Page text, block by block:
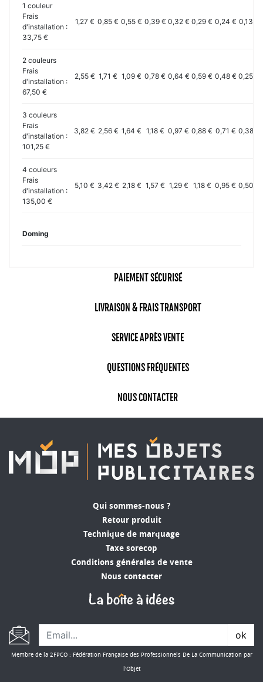
1 couleur
Frais
d'installation :
33,75 €
1,27 € 0,85 € 0,55 € 0,39 € 0,32 € 0,29 € 0,24 € 0,13 €
2 couleurs
Frais
d'installation :
67,50 €
2,55 € 1,71 € 1,09 € 0,78 € 0,64 € 0,59 € 0,48 € 0,25 €
3 couleurs
Frais
d'installation :
101,25 €
3,82 € 2,56 € 1,64 € 1,18 € 0,97 € 0,88 € 0,71 € 0,38 €
4 couleurs
Frais
d'installation :
135,00 €
5,10 € 3,42 € 2,18 € 1,57 € 1,29 € 1,18 € 0,95 € 0,50 €
Doming
PAIEMENT SÉCURISÉ
LIVRAISON & FRAIS TRANSPORT
SERVICE APRÈS VENTE
QUESTIONS FRÉQUENTES
NOUS CONTACTER
Qui sommes-nous ?
Retour produit
Technique de marquage
Taxe sorecop
Conditions générales de vente
Nous contacter
ok
Membre de la 2FPCO : Fédération Française des Professionnels De La Communication par
l'Objet